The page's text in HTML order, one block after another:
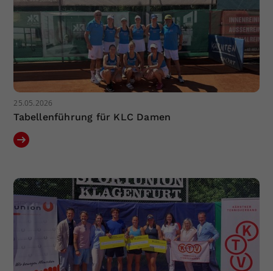
25.05.2026
Tabellenführung für KLC Damen